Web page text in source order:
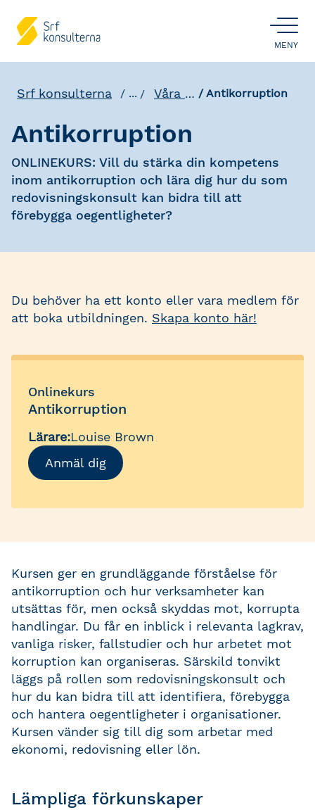
ÖPPNA
MENY
Srf konsulterna ... Våra utbildningar Antikorruption
Antikorruption
ONLINEKURS: Vill du stärka din kompetens
inom antikorruption och lära dig hur du som
redovisningskonsult kan bidra till att
förebygga oegentligheter?
Du behöver ha ett konto eller vara medlem för
att boka utbildningen. Skapa konto här!
Onlinekurs
Antikorruption
Lärare:Louise Brown
Anmäl dig
Kursen ger en grundläggande förståelse för
antikorruption och hur verksamheter kan
utsättas för, men också skyddas mot, korrupta
handlingar. Du får en inblick i relevanta lagkrav,
vanliga risker, fallstudier och hur arbetet mot
korruption kan organiseras. Särskild tonvikt
läggs på rollen som redovisningskonsult och
hur du kan bidra till att identifiera, förebygga
och hantera oegentligheter i organisationer.
Kursen vänder sig till dig som arbetar med
ekonomi, redovisning eller lön.
Lämpliga förkunskaper